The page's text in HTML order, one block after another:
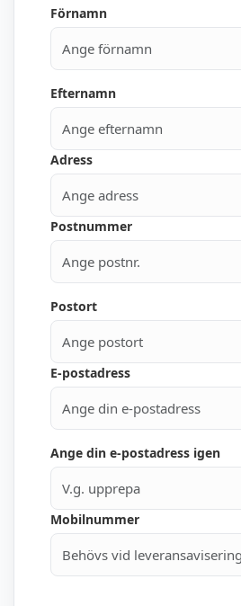
Förnamn
Efternamn
Adress
Postnummer
Postort
E-postadress
Ange din e-postadress igen
Mobilnummer